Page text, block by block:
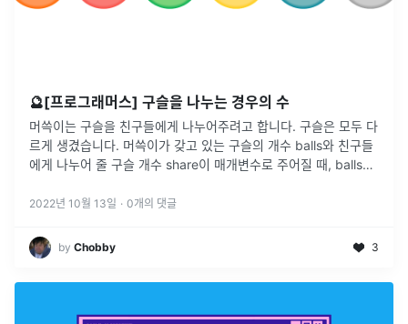
🔮[프로그래머스] 구슬을 나누는 경우의 수
머쓱이는 구슬을 친구들에게 나누어주려고 합니다. 구슬은 모두 다
르게 생겼습니다. 머쓱이가 갖고 있는 구슬의 개수 balls와 친구들
에게 나누어 줄 구슬 개수 share이 매개변수로 주어질 때, balls개
2022년 10월 13일 · 0개의 댓글
by Chobby 3